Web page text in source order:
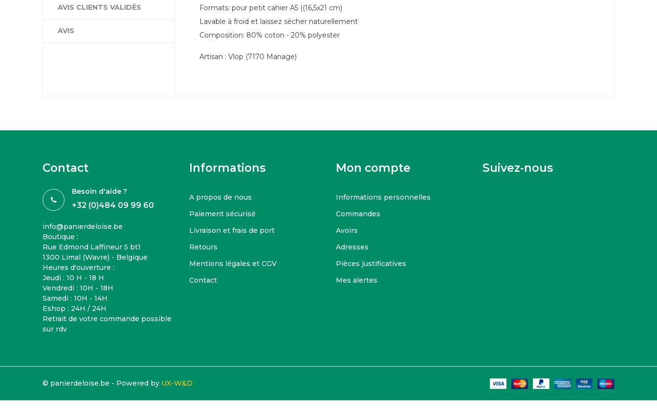
AVIS CLIENTS VALIDÉS
AVIS
Formats: pour petit cahier A5 ((16,5x21 cm)
Lavable à froid et laissez sécher naturellement
Composition: 80% coton - 20% polyester
Artisan : Vlop (7170 Manage)
Contact
Besoin d'aide ?
+32 (0)484 09 99 60
info@panierdeloise.be
Boutique :
Rue Edmond Laffineur 5 bt1
1300 Limal (Wavre) - Belgique
Heures d'ouverture :
Jeudi : 10 H - 18 H
Vendredi : 10H - 18H
Samedi : 10H - 14H
Eshop : 24H / 24H
Retrait de votre commande possible
sur rdv
Informations
A propos de nous
Paiement sécurisé
Livraison et frais de port
Retours
Mentions légales et CGV
Contact
Mon compte
Informations personnelles
Commandes
Avoirs
Adresses
Pièces justificatives
Mes alertes
Suivez-nous
© panierdeloise.be - Powered by UX-W&D